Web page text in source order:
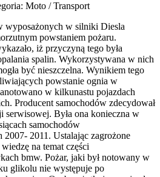
Moto / Transport
wyposażonych w silniki Diesla
powstaniem pożaru.
iż przyczyną tego była
spalin. Wykorzystywana w nich
być nieszczelna. Wynikiem tego
powstanie ognia w
w kilkunastu pojazdach
Producent samochodów zdecydował
serwisowej. Była ona konieczna w
samochodów
2011. Ustalając zagrożone
na temat części
bmw. Pożar, jaki był notowany w
glikolu nie występuje po